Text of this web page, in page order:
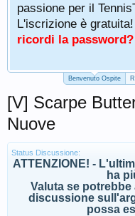
passione per il
L'iscrizione è gratuita!
ricordi la
Benvenuto Ospite
[V] Scarpe
Nuove
Status Discussione:
ATTENZIONE! -
ha
Valuta se
discussione
possa